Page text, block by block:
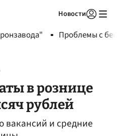
Новости
Проблемы с
в рознице
рублей
вакансий и средние